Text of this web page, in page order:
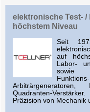
elektronische Test- /
höchstem Niveau
Seit
auf
Labor-
sowie
Quadranten-
Präzision von Mechanik